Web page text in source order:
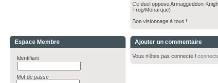
Ce duel oppose Armaggeddon-
Frog/Monarque) !
Bon visionnage à tous !
Espace Membre
Identifiant
Mot de passe
Ajouter un commentaire
Vous n'êtes pas connecté !